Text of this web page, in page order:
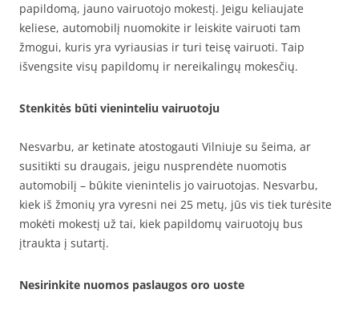
papildomą, jauno vairuotojo mokestį. Jeigu keliaujate
keliese, automobilį nuomokite ir leiskite vairuoti tam
žmogui, kuris yra vyriausias ir turi teisę vairuoti. Taip
išvengsite visų papildomų ir nereikalingų mokesčių.
Stenkitės būti vieninteliu vairuotoju
Nesvarbu, ar ketinate atostogauti Vilniuje su šeima, ar
susitikti su draugais, jeigu nusprendėte nuomotis
automobilį – būkite vienintelis jo vairuotojas. Nesvarbu,
kiek iš žmonių yra vyresni nei 25 metų, jūs vis tiek turėsite
mokėti mokestį už tai, kiek papildomų vairuotojų bus
įtraukta į sutartį.
Nesirinkite nuomos paslaugos oro uoste